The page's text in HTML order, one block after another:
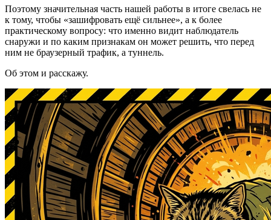
Поэтому значительная часть нашей работы в итоге свелась не
к тому, чтобы «зашифровать ещё сильнее», а к более
практическому вопросу: что именно видит наблюдатель
снаружи и по каким признакам он может решить, что перед
ним не браузерный трафик, а туннель.
Об этом и расскажу.